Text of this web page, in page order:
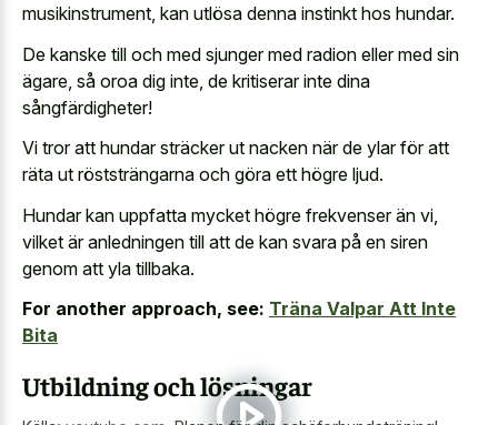
musikinstrument, kan utlösa denna instinkt hos hundar.
De kanske till och med sjunger med radion eller med sin
ägare, så oroa dig inte, de kritiserar inte dina
sångfärdigheter!
Vi tror att hundar sträcker ut nacken när de ylar för att
räta ut röststrängarna och göra ett högre ljud.
Hundar kan uppfatta mycket högre frekvenser än vi,
vilket är anledningen till att de kan svara på en siren
genom att yla tillbaka.
For another approach, see: Träna Valpar Att Inte
Bita
Utbildning och lösningar